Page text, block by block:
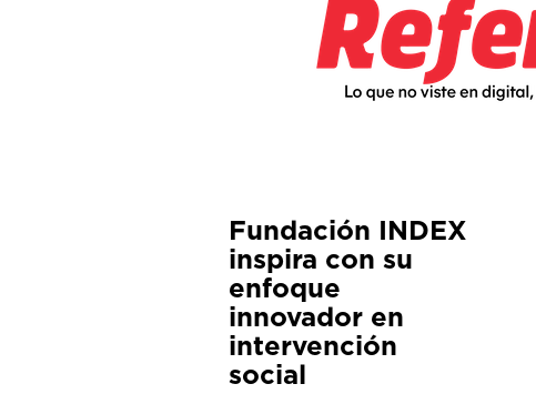
Fundación INDEX
inspira con su
enfoque
innovador en
intervención
social